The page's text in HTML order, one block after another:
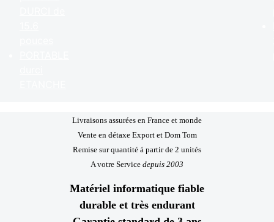
Livraisons assurées en France et monde
Vente en détaxe Export et Dom Tom
Remise sur quantité á partir de 2 unités
A votre Service depuis 2003
Matériel informatique fiable
durable et très endurant